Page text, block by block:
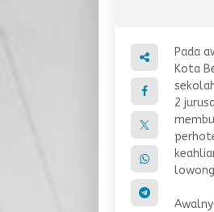
Pada
Kota
2